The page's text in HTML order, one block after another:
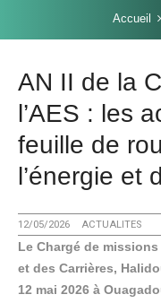
Accueil
AN II de la
l’AES : les
feuille de
l’énergie et
12/05/2026 ACTUALITES
Le Chargé de
et des Carrières,
12 mai 2026 à